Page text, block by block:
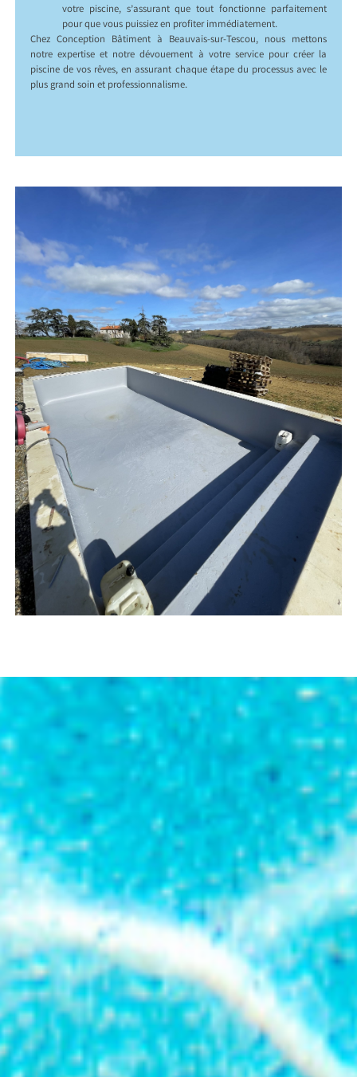
votre piscine, s’assurant que tout fonctionne parfaitement
pour que vous puissiez en profiter immédiatement.
Chez Conception Bâtiment à Beauvais-sur-Tescou, nous mettons
notre expertise et notre dévouement à votre service pour créer la
piscine de vos rêves, en assurant chaque étape du processus avec le
plus grand soin et professionnalisme.